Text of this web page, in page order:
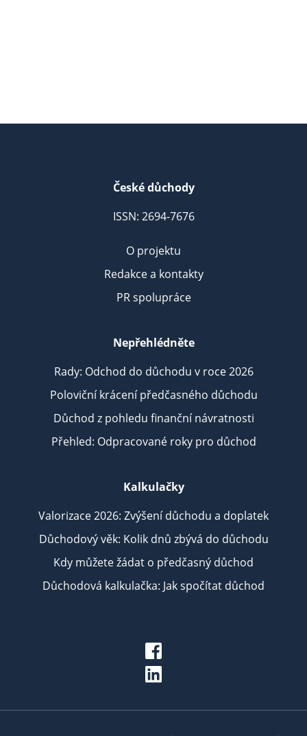
České důchody
ISSN: 2694-7676
O projektu
Redakce a kontakty
PR spolupráce
Nepřehlédněte
Rady: Odchod do důchodu v roce 2026
Poloviční krácení předčasného důchodu
Důchod z pohledu finanční návratnosti
Přehled: Odpracované roky pro důchod
Kalkulačky
Valorizace 2026: Zvýšení důchodu a doplatek
Důchodový věk: Kolik dnů zbývá do důchodu
Kdy můžete žádat o předčasný důchod
Důchodová kalkulačka: Jak spočítat důchod